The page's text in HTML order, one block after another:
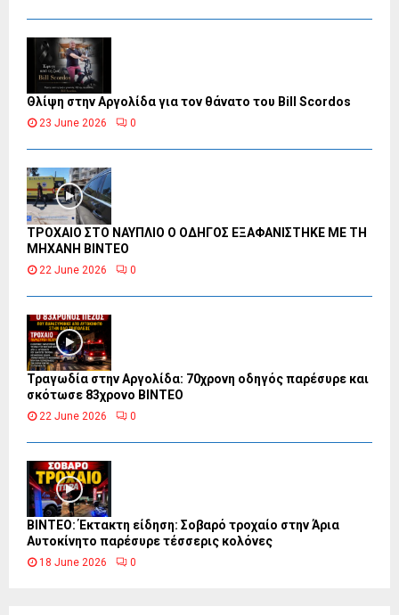
Θλίψη στην Αργολίδα για τον θάνατο του Bill Scordos
23 June 2026 0
ΤΡΟΧΑΙΟ ΣΤΟ ΝΑΥΠΛΙΟ Ο ΟΔΗΓΟΣ ΕΞΑΦΑΝΙΣΤΗΚΕ ΜΕ ΤΗ
ΜΗΧΑΝΗ ΒΙΝΤΕΟ
22 June 2026 0
Τραγωδία στην Αργολίδα: 70χρονη οδηγός παρέσυρε και
σκότωσε 83χρονο ΒΙΝΤΕΟ
22 June 2026 0
ΒΙΝΤΕΟ: Έκτακτη είδηση: Σοβαρό τροχαίο στην Άρια
Αυτοκίνητο παρέσυρε τέσσερις κολόνες
18 June 2026 0